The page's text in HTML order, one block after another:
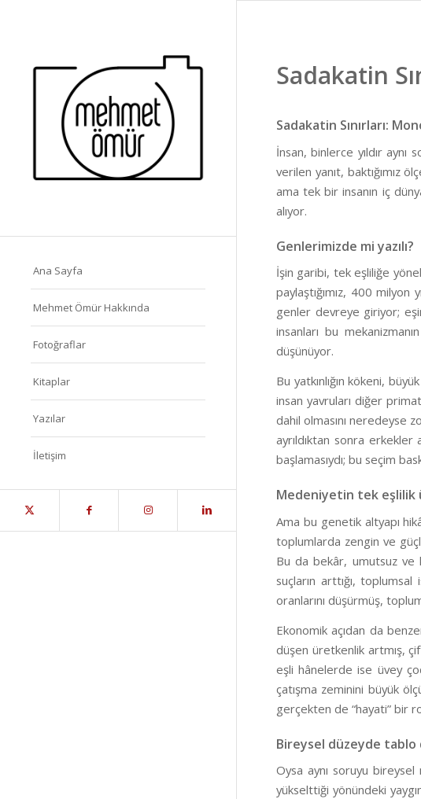
Ana Sayfa
Mehmet Ömür Hakkında
Fotoğraflar
Kitaplar
Yazılar
İletişim
Sadakatin
Sadakatin Sınırları:
İnsan, binlerce yıldır aynı
verilen yanıt,
ama tek bir insanın iç
alıyor.
Genlerimizde mi yazılı?
İşin garibi, tek eşliliğe
paylaştığımız, 400
genler devreye giriyor;
insanları bu
düşünüyor.
Bu yatkınlığın kökeni,
insan yavruları diğer
dahil olmasını neredeyse
ayrıldıktan sonra
başlamasıydı; bu seçim
Medeniyetin tek eşlilik
Ama bu genetik altyapı
toplumlarda zengin ve
Bu da bekâr, umutsuz ve
suçların arttığı,
oranlarını düşürmüş,
Ekonomik açıdan da
düşen üretkenlik artmış,
eşli hânelerde ise üvey
çatışma zeminini büyük
gerçekten de “hayati” bir
Bireysel düzeyde tablo
Oysa aynı soruyu bireysel
yükselttiği yönündeki